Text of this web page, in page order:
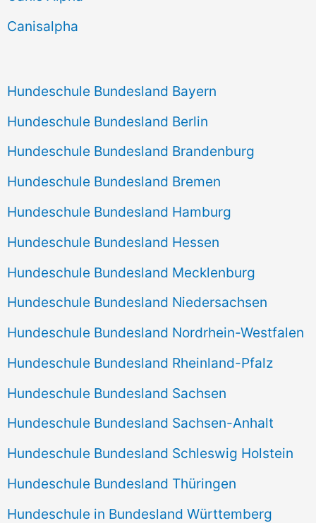
h
Canisalpha
Hundeschule Bundesland Bayern
Hundeschule Bundesland Berlin
Hundeschule Bundesland Brandenburg
Hundeschule Bundesland Bremen
Hundeschule Bundesland Hamburg
Hundeschule Bundesland Hessen
Hundeschule Bundesland Mecklenburg
Hundeschule Bundesland Niedersachsen
Hundeschule Bundesland Nordrhein-Westfalen
Hundeschule Bundesland Rheinland-Pfalz
Hundeschule Bundesland Sachsen
Hundeschule Bundesland Sachsen-Anhalt
Hundeschule Bundesland Schleswig Holstein
Hundeschule Bundesland Thüringen
Hundeschule in Bundesland Württemberg